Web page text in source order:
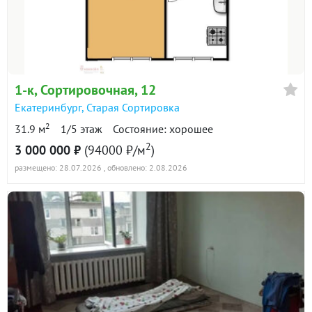
Показать всю историю: 30 предложений →
1-к, Сортировочная, 12
Екатеринбург, Старая Сортировка
31.9 м2 1/5 этаж Состояние: хорошее
3 000 000 ₽ (94000 ₽/м2)
размещено: 28.07.2026 , обновлено: 2.08.2026